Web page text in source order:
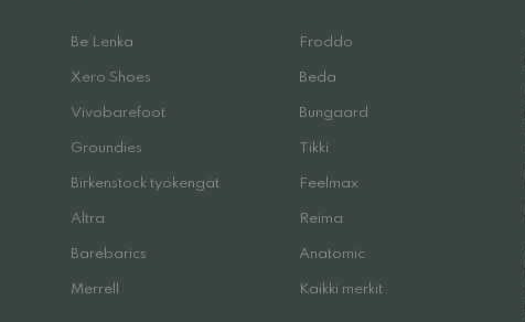
Be Lenka Froddo
Xero Shoes Beda
Vivobarefoot Bungaard
Groundies Tikki
Birkenstock työkengät Feelmax
Altra Reima
Barebarics Anatomic
Merrell Kaikki merkit